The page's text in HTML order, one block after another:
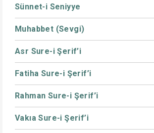
Sünnet-i Seniyye
Muhabbet (Sevgi)
Asr Sure-i Şerif’i
Fatiha Sure-i Şerif’i
Rahman Sure-i Şerif’i
Vakıa Sure-i Şerif’i